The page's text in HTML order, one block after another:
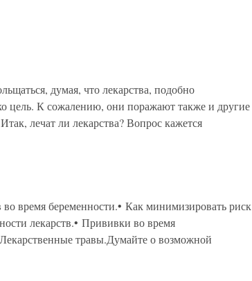
думая, что лекарства, подобно
цель. К сожалению, они поражают также и другие
лечат ли лекарства? Вопрос кажется
во время беременности.• Как минимизировать риск
лекарств.• Прививки во время
травы.Думайте о возможной